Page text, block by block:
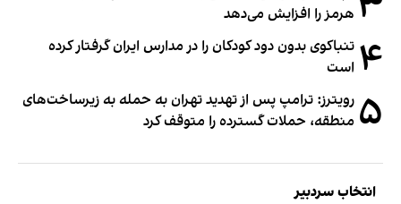
هرمز را افزایش می‌دهد
۴ تنباکوی بدون دود کودکان را در مدارس ایران گرفتار کرده
است
۵ رویترز: ترامپ پس از تهدید تهران به حمله به زیرساخت‌های
منطقه، حملات گسترده را متوقف کرد
انتخاب سردبیر